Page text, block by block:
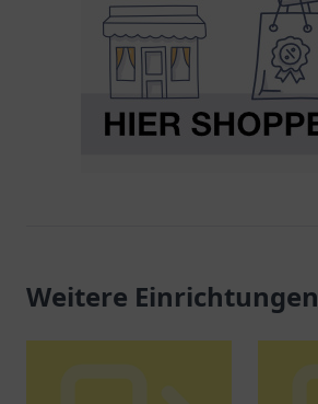
Weitere Einrichtungen